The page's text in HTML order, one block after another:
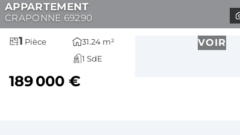
APPARTEMENT
CRAPONNE 69290
1 Pièce
31.24 m²
1 SdE
189 000 €
VOIR